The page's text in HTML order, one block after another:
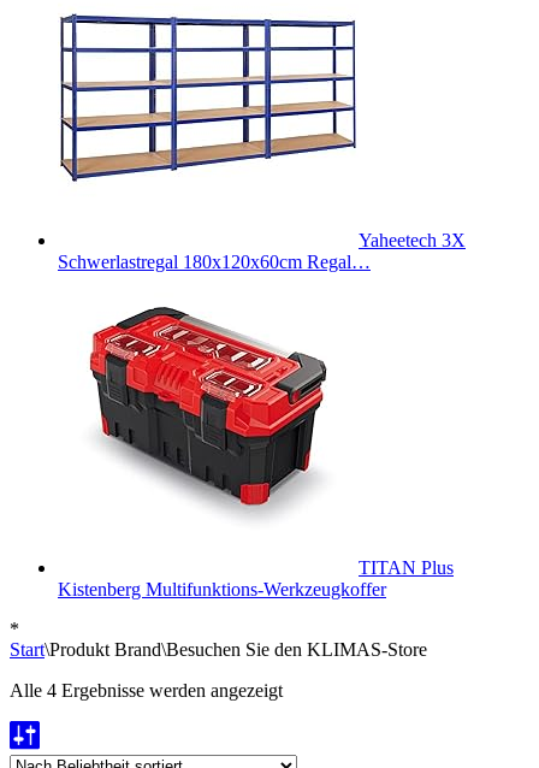
Yaheetech 3X
Schwerlastregal 180x120x60cm Regal…
TITAN Plus
Kistenberg Multifunktions-Werkzeugkoffer
*
Start\Produkt Brand\Besuchen Sie den KLIMAS-Store
Alle 4 Ergebnisse werden angezeigtNach